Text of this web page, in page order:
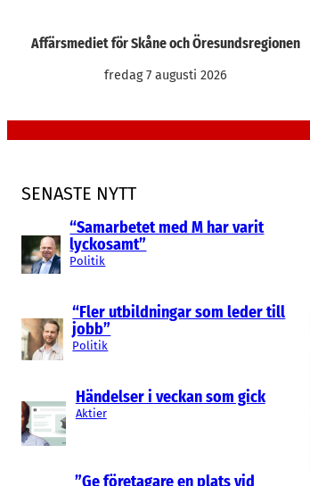
Affärsmediet för Skåne och Öresundsregionen
fredag 7 augusti 2026
SENASTE NYTT
“Samarbetet med M har varit
lyckosamt”
Politik
“Fler utbildningar som leder till
jobb”
Politik
Händelser i veckan som gick
Aktier
”Ge företagare en plats vid